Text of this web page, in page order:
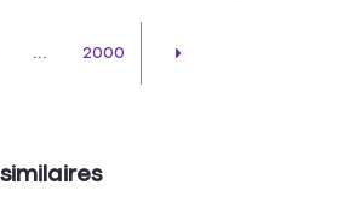
... 2000